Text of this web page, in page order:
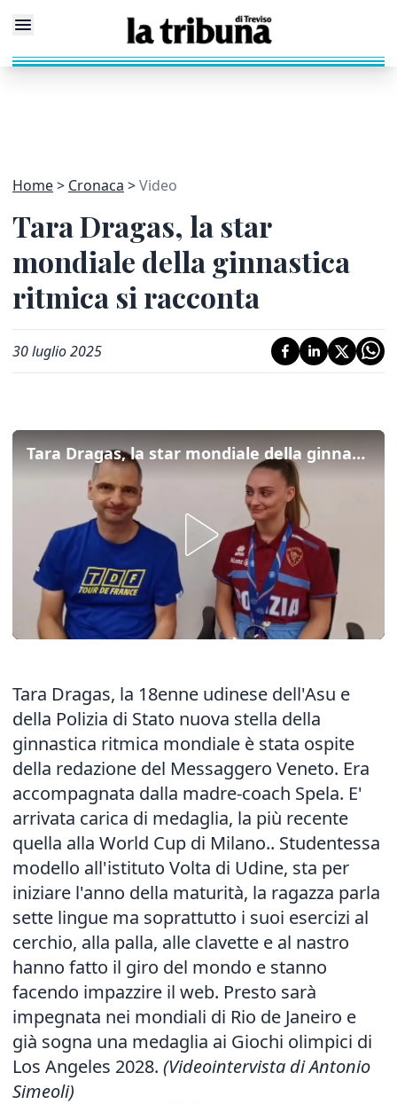
Home Cronaca Video
Tara Dragas, la star
mondiale della ginnastica
ritmica si racconta
30 luglio 2025
Tara Dragas, la star mondiale della ginnastica ritmica si racconta
Tara Dragas, la 18enne udinese dell'Asu e
della Polizia di Stato nuova stella della
ginnastica ritmica mondiale è stata ospite
della redazione del Messaggero Veneto. Era
accompagnata dalla madre-coach Spela. E'
arrivata carica di medaglia, la più recente
quella alla World Cup di Milano.. Studentessa
modello all'istituto Volta di Udine, sta per
iniziare l'anno della maturità, la ragazza parla
sette lingue ma soprattutto i suoi esercizi al
cerchio, alla palla, alle clavette e al nastro
hanno fatto il giro del mondo e stanno
facendo impazzire il web. Presto sarà
impegnata nei mondiali di Rio de Janeiro e
già sogna una medaglia ai Giochi olimpici di
Los Angeles 2028. (Videointervista di Antonio
Simeoli)